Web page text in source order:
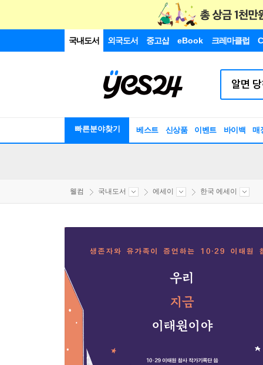
국내도서 외국도서 중고샵 eBook 크레마클럽
빠른분야찾기 베스트 신상품 이벤트 바이백 매
웰컴 국내도서 에세이 한국 에세이